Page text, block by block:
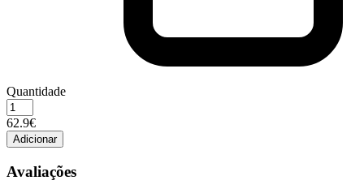
Quantidade
Quantidade
de
PRO
PLAN
MEDIUM
ADULT
62.9€
Adicionar
Avaliações